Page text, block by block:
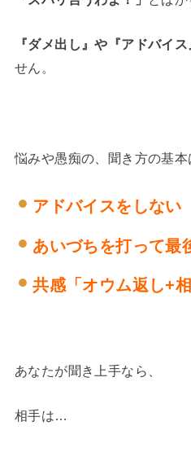
『ダメ出し』や『アドバイス
せん。
悩みや愚痴の、聞き方の基
アドバイスをしない
あいづちを打って最
共感「オウム返し+相
あなたが聞き上手なら、
相手は…